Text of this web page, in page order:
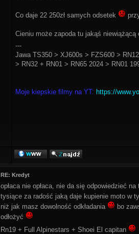
Co daje 22 250zł samych odsetek
Cieniu może zapoda tu jakąś
---
Jawa TS350 > XJ600s > FZS600 >
> RN32 + RN01 > RN65 2024 > RN01
Moje kiepskie filmy na YT: https://
RE: Kredyt
opłaca nie opłaca, nie da się odpowiedzieć
tysiące za radość jaką daje kupienie moto w
niż jak masz dowolność odkładania
bo
odłożyć
Rn19 + Full Alpinestars + Shoei El capitan